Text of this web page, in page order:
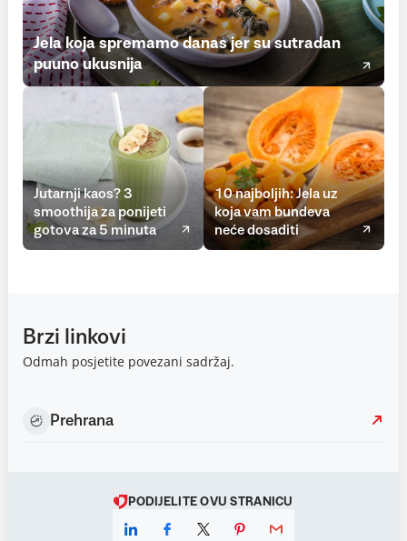
Jela koja spremamo danas jer su sutradan
puuno ukusnija
Jutarnji kaos? 3
smoothija za ponijeti
gotova za 5 minuta
10 najboljih: Jela uz
koja vam bundeva
neće dosaditi
Brzi linkovi
Odmah posjetite povezani sadržaj.
Prehrana
PODIJELITE OVU STRANICU